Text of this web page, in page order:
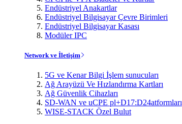
Endüstriyel Anakartlar
Endüstriyel Bilgisayar Çevre Birimleri
Endüstriyel Bilgisayar Kasası
Modüler IPC
Network ve İletişim
5G ve Kenar Bilgi İşlem sunucuları
Ağ Arayüzü Ve Hızlandırma Kartları
Ağ Güvenlik Cihazları
SD-WAN ve uCPE pl+D17:D24atformları
WISE-STACK Özel Bulut